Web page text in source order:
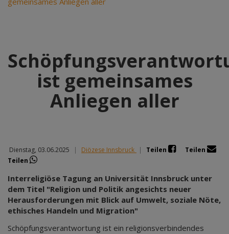
ist gemeinsames
Anliegen aller
Dienstag, 03.06.2025 | Diözese Innsbruck | Teilen
Teilen
Teilen
Interreligiöse Tagung an Universität Innsbruck unter
dem Titel "Religion und Politik angesichts neuer
Herausforderungen mit Blick auf Umwelt, soziale Nöte,
ethisches Handeln und Migration"
Schöpfungsverantwortung ist ein religionsverbindendes